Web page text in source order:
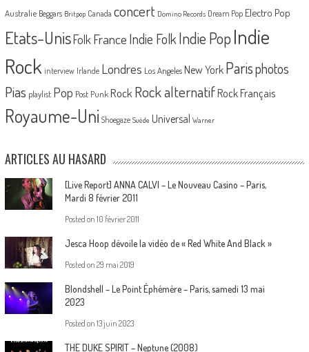
Australie Beggars Britpop Canada concert Domino Records Dream Pop Electro Pop
Etats-UnisFolk France Indie Folk Indie PopIndie
Rock interview Irlande Londres Los Angeles New York Parisphotos
Pias playlist Pop Post Punk Rock Rock alternatif Rock Français
Royaume-Uni Shoegaze Suède Universal Warner
ARTICLES AU HASARD
[Live Report] ANNA CALVI – Le Nouveau Casino – Paris,
Mardi 8 février 2011
Posted on 10 février 2011
Jesca Hoop dévoile la vidéo de « Red White And Black »
Posted on 29 mai 2019
Blondshell – Le Point Éphémère – Paris, samedi 13 mai
2023
Posted on 13 juin 2023
THE DUKE SPIRIT – Neptune (2008)